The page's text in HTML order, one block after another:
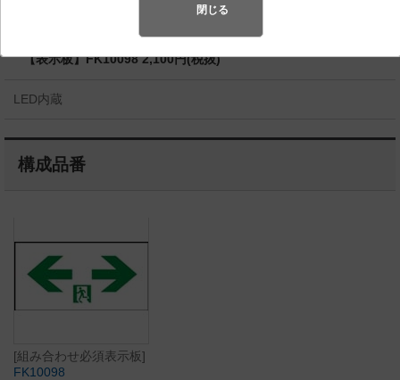
◆組み合わせ希望小売価格 228,100円(税抜)
【本体】FA10383C LE1 226,000円(税抜)
【表示板】FK10098 2,100円(税抜)
LED内蔵
構成品番
[組み合わせ必須表示板]
FK10098
閉じる